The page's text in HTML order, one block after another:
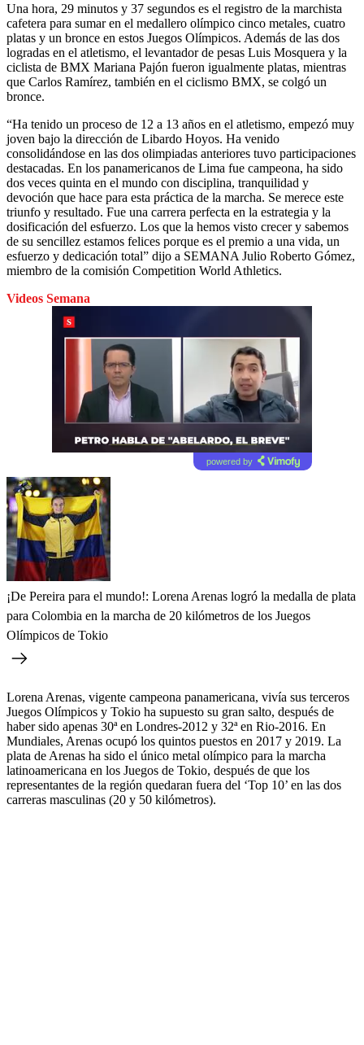
Una hora, 29 minutos y 37 segundos es el registro de la marchista
cafetera para sumar en el medallero olímpico cinco metales, cuatro
platas y un bronce en estos Juegos Olímpicos. Además de las dos
logradas en el atletismo, el levantador de pesas Luis Mosquera y la
ciclista de BMX Mariana Pajón fueron igualmente platas, mientras
que Carlos Ramírez, también en el ciclismo BMX, se colgó un
bronce.
“Ha tenido un proceso de 12 a 13 años en el atletismo, empezó muy
joven bajo la dirección de Libardo Hoyos. Ha venido
consolidándose en las dos olimpiadas anteriores tuvo participaciones
destacadas. En los panamericanos de Lima fue campeona, ha sido
dos veces quinta en el mundo con disciplina, tranquilidad y
devoción que hace para esta práctica de la marcha. Se merece este
triunfo y resultado. Fue una carrera perfecta en la estrategia y la
dosificación del esfuerzo. Los que la hemos visto crecer y sabemos
de su sencillez estamos felices porque es el premio a una vida, un
esfuerzo y dedicación total” dijo a SEMANA Julio Roberto Gómez,
miembro de la comisión Competition World Athletics.
Videos Semana
powered by
¡De Pereira para el mundo!: Lorena Arenas logró la medalla de plata
para Colombia en la marcha de 20 kilómetros de los Juegos
Olímpicos de Tokio
Lorena Arenas, vigente campeona panamericana, vivía sus terceros
Juegos Olímpicos y Tokio ha supuesto su gran salto, después de
haber sido apenas 30ª en Londres-2012 y 32ª en Rio-2016. En
Mundiales, Arenas ocupó los quintos puestos en 2017 y 2019. La
plata de Arenas ha sido el único metal olímpico para la marcha
latinoamericana en los Juegos de Tokio, después de que los
representantes de la región quedaran fuera del ‘Top 10’ en las dos
carreras masculinas (20 y 50 kilómetros).